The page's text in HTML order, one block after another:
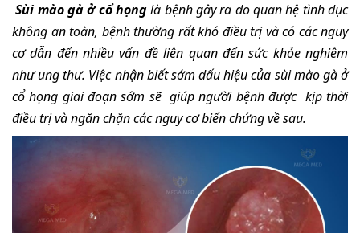
Sùi mào gà ở cổ họnglà bệnh gây ra do quan hệ tình dục
không an toàn, bệnh thường rất khó điều trị và có các nguy
cơ dẫn đến nhiều vấn đề liên quan đến sức khỏe nghiêm
như ung thư. Việc nhận biết sớm dấu hiệu của sùi mào gà ở
cổ họng giai đoạn sớm sẽ giúp người bệnh được kịp thời
điều trị và ngăn chặn các nguy cơ biến chứng về sau.